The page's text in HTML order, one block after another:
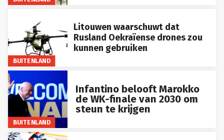
BUITENLAND
Litouwen waarschuwt dat
Rusland Oekraïense drones zou
kunnen gebruiken
BUITENLAND
Infantino belooft Marokko
de WK-finale van 2030 om
steun te krijgen